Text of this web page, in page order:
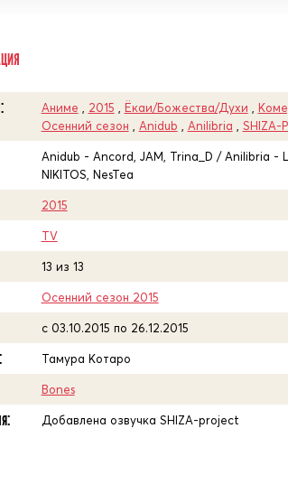
Аниме 2015 Ёкаи/Божества/Духи
Осенний сезон
Anidub Anilibria SHIZA-
Anidub - Ancord, JAM, Trina_D / Anilibria -
NIKITOS, NesTea
2015
TV
13 из 13
Осенний сезон 2015
c 03.10.2015 по 26.12.2015
Тамура Котаро
Bones
Добавлена озвучка SHIZA-project